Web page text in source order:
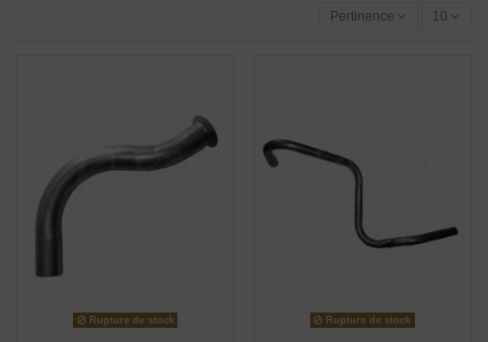
Pertinence 10
Rupture de stock Rupture de stock